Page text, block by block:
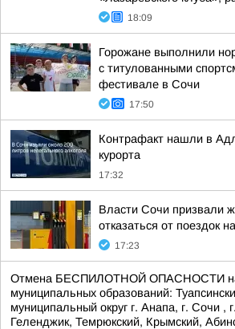
18:09
Горожане выполнили
с титулованными
фестивале в Сочи
17:50
Контрафакт нашли в
курорта
17:32
Власти Сочи призвали
отказаться от поездок
17:23
Отмена БЕСПИЛОТНОЙ ОПАСНОСТИ на
муниципальных образований:
муниципальный округ г. Анапа, г. Сочи ,
Геленджик, Темрюкский, Крымский,